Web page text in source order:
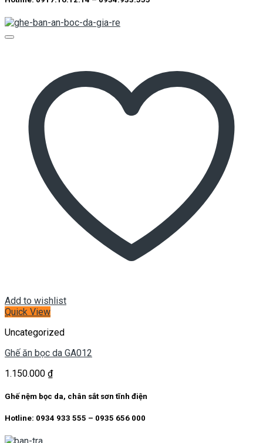
Add to wishlist
Quick View
Uncategorized
Ghế ăn bọc da GA012
1.150.000 ₫
Ghế nệm bọc da, chân sắt sơn tĩnh điện
Hotline: 0934 933 555 – 0935 656 000